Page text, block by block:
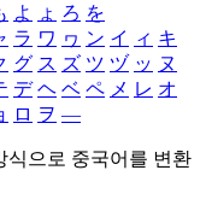
よ ょ ろ を
ラ ワ ヮ ン イ ィ キ
グ ス ズ ツ ヅ ッ ヌ
デ ヘ ベ ペ メ レ オ
ロ ヲ ―
식으로 중국어를 변환